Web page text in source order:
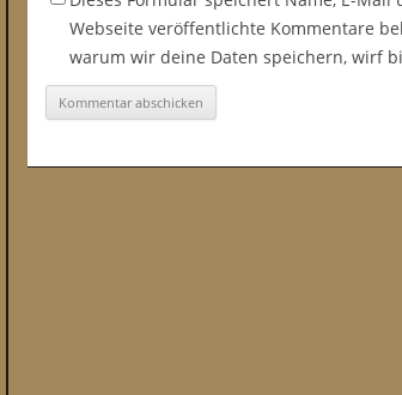
Webseite veröffentlichte Kommentare
warum wir deine Daten speichern, wirf